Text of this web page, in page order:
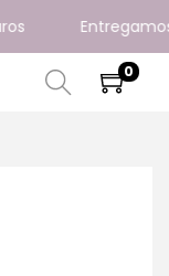
Entregamos
0